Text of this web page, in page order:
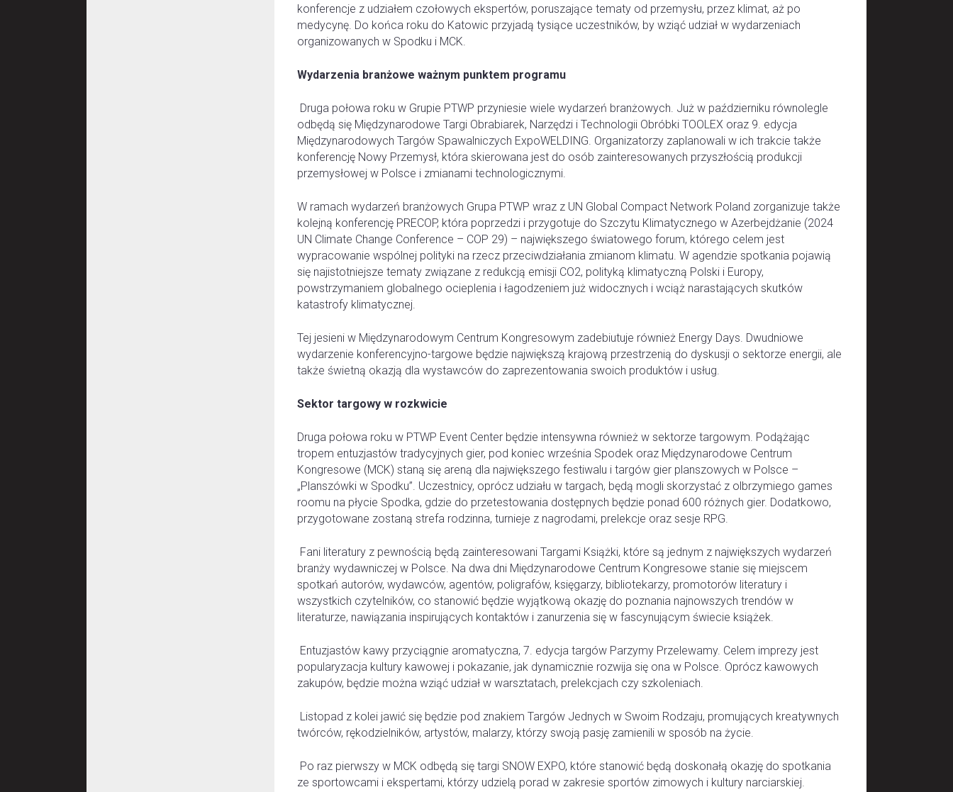
konferencje z udziałem czołowych ekspertów, poruszające tematy od przemysłu, przez klimat, aż po
medycynę. Do końca roku do Katowic przyjadą tysiące uczestników, by wziąć udział w wydarzeniach
organizowanych w Spodku i MCK.
Wydarzenia branżowe ważnym punktem programu
Druga połowa roku w Grupie PTWP przyniesie wiele wydarzeń branżowych. Już w październiku równolegle
odbędą się Międzynarodowe Targi Obrabiarek, Narzędzi i Technologii Obróbki TOOLEX oraz 9. edycja
Międzynarodowych Targów Spawalniczych ExpoWELDING. Organizatorzy zaplanowali w ich trakcie także
konferencję Nowy Przemysł, która skierowana jest do osób zainteresowanych przyszłością produkcji
przemysłowej w Polsce i zmianami technologicznymi.
W ramach wydarzeń branżowych Grupa PTWP wraz z UN Global Compact Network Poland zorganizuje także
kolejną konferencję PRECOP, która poprzedzi i przygotuje do Szczytu Klimatycznego w Azerbejdżanie (2024
UN Climate Change Conference – COP 29) – największego światowego forum, którego celem jest
wypracowanie wspólnej polityki na rzecz przeciwdziałania zmianom klimatu. W agendzie spotkania pojawią
się najistotniejsze tematy związane z redukcją emisji CO2, polityką klimatyczną Polski i Europy,
powstrzymaniem globalnego ocieplenia i łagodzeniem już widocznych i wciąż narastających skutków
katastrofy klimatycznej.
Tej jesieni w Międzynarodowym Centrum Kongresowym zadebiutuje również Energy Days. Dwudniowe
wydarzenie konferencyjno-targowe będzie największą krajową przestrzenią do dyskusji o sektorze energii, ale
także świetną okazją dla wystawców do zaprezentowania swoich produktów i usług.
Sektor targowy w rozkwicie
Druga połowa roku w PTWP Event Center będzie intensywna również w sektorze targowym. Podążając
tropem entuzjastów tradycyjnych gier, pod koniec września Spodek oraz Międzynarodowe Centrum
Kongresowe (MCK) staną się areną dla największego festiwalu i targów gier planszowych w Polsce –
„Planszówki w Spodku”. Uczestnicy, oprócz udziału w targach, będą mogli skorzystać z olbrzymiego games
roomu na płycie Spodka, gdzie do przetestowania dostępnych będzie ponad 600 różnych gier. Dodatkowo,
przygotowane zostaną strefa rodzinna, turnieje z nagrodami, prelekcje oraz sesje RPG.
Fani literatury z pewnością będą zainteresowani Targami Książki, które są jednym z największych wydarzeń
branży wydawniczej w Polsce. Na dwa dni Międzynarodowe Centrum Kongresowe stanie się miejscem
spotkań autorów, wydawców, agentów, poligrafów, księgarzy, bibliotekarzy, promotorów literatury i
wszystkich czytelników, co stanowić będzie wyjątkową okazję do poznania najnowszych trendów w
literaturze, nawiązania inspirujących kontaktów i zanurzenia się w fascynującym świecie książek.
Entuzjastów kawy przyciągnie aromatyczna, 7. edycja targów Parzymy Przelewamy. Celem imprezy jest
popularyzacja kultury kawowej i pokazanie, jak dynamicznie rozwija się ona w Polsce. Oprócz kawowych
zakupów, będzie można wziąć udział w warsztatach, prelekcjach czy szkoleniach.
Listopad z kolei jawić się będzie pod znakiem Targów Jednych w Swoim Rodzaju, promujących kreatywnych
twórców, rękodzielników, artystów, malarzy, którzy swoją pasję zamienili w sposób na życie.
Po raz pierwszy w MCK odbędą się targi SNOW EXPO, które stanowić będą doskonałą okazję do spotkania
ze sportowcami i ekspertami, którzy udzielą porad w zakresie sportów zimowych i kultury narciarskiej.